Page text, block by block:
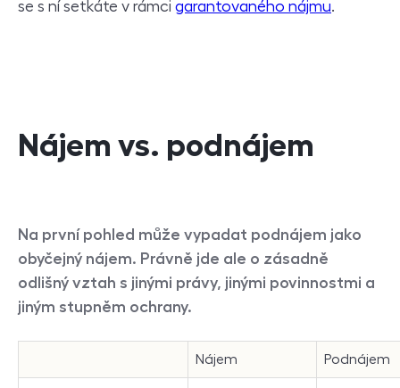
se s ní setkáte v rámci garantovaného nájmu.
Nájem vs. podnájem
Na první pohled může vypadat podnájem jako
obyčejný nájem. Právně jde ale o zásadně
odlišný vztah s jinými právy, jinými povinnostmi a
jiným stupněm ochrany.
Nájem Podnájem